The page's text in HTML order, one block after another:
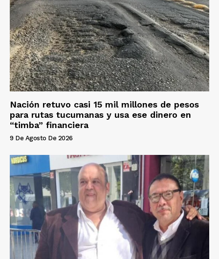
Nación retuvo casi 15 mil millones de pesos
para rutas tucumanas y usa ese dinero en
“timba” financiera
9 De Agosto De 2026